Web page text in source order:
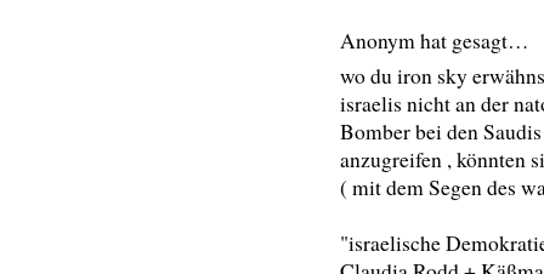
Anonym hat gesagt…
wo du iron sky
israelis nicht an der
Bomber bei den
anzugreifen , könnten
( mit dem Segen des
"israelische